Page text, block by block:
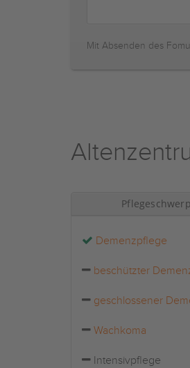
Mit Absenden des
Demenzpflege
beschützter
geschlossener
Wachkoma
Intensivpflege